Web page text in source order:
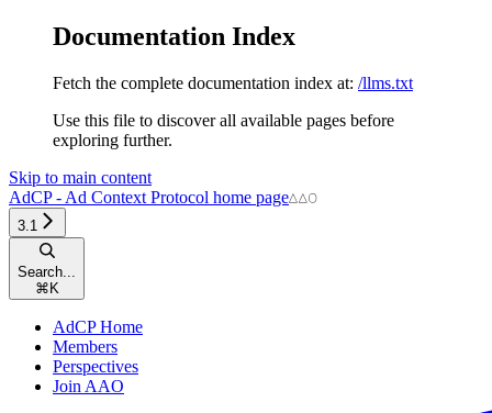
Documentation Index
Fetch the complete documentation index at: /llms.txt
Use this file to discover all available pages before
exploring further.
Skip to main content
AdCP - Ad Context Protocol home page
3.1
Search...
⌘ K
AdCP Home
Members
Perspectives
Join AAO